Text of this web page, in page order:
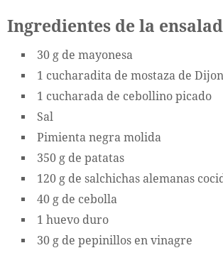
Ingredientes de la
30 g de mayonesa
1 cucharadita de mostaza de Dijon
1 cucharada de cebollino picado
Sal
Pimienta negra molida
350 g de patatas
120 g de salchichas alemanas
40 g de cebolla
1 huevo duro
30 g de pepinillos en vinagre